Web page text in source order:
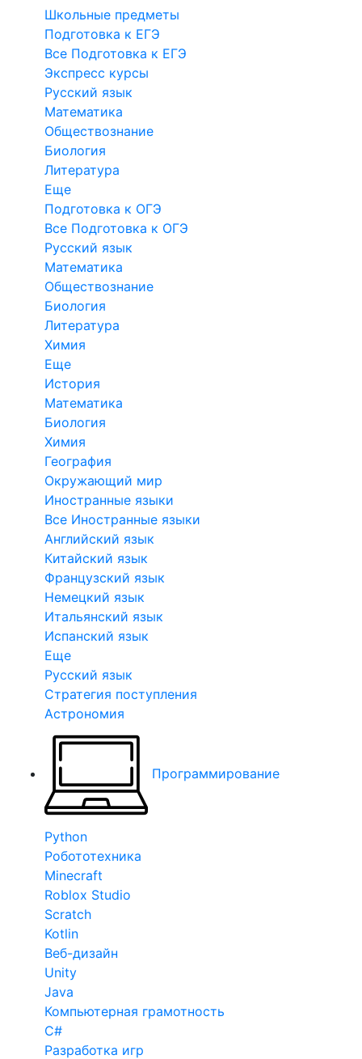
Школьные предметы
Подготовка к ЕГЭ
Все Подготовка к ЕГЭ
Экспресс курсы
Русский язык
Математика
Обществознание
Биология
Литература
Еще
Подготовка к ОГЭ
Все Подготовка к ОГЭ
Русский язык
Математика
Обществознание
Биология
Литература
Химия
Еще
История
Математика
Биология
Химия
География
Окружающий мир
Иностранные языки
Все Иностранные языки
Английский язык
Китайский язык
Французский язык
Немецкий язык
Итальянский язык
Испанский язык
Еще
Русский язык
Стратегия поступления
Астрономия
Программирование
Python
Робототехника
Minecraft
Roblox Studio
Scratch
Kotlin
Веб-дизайн
Unity
Java
Компьютерная грамотность
C#
Разработка игр